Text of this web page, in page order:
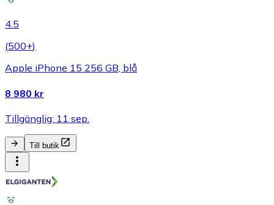
4.5
(500+)
Apple iPhone 15 256 GB, blå
8 980 kr
Tillgänglig: 11 sep.
Till butik